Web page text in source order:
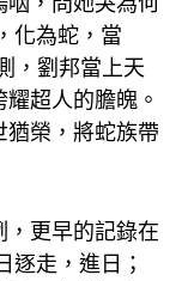
化為蛇，當
，劉邦當上天
超人的膽魄。
猶榮，將蛇族帶
更早的記錄在
逐走，進日；